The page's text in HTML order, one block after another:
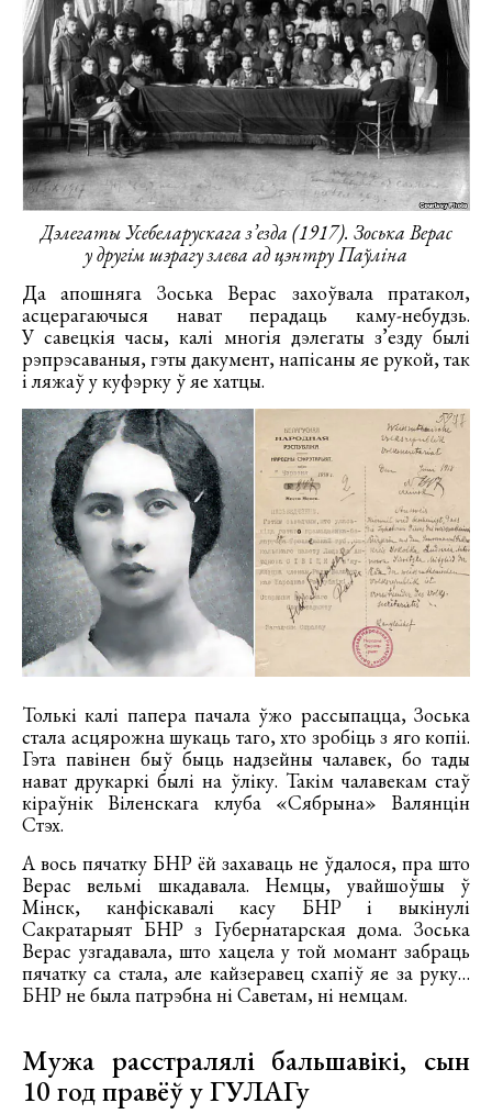
Дэлегаты Усебеларускага з’езда (1917). Зоська Верас
у другім шэрагу злева ад цэнтру Паўліна
Да апошняга Зоська Верас захоўвала пратакол,
асцерагаючыся нават перадаць каму-небудзь.
У савецкія часы, калі многія дэлегаты з’езду былі
рэпрэсаваныя, гэты дакумент, напісаны яе рукой, так
і ляжаў у куфэрку ў яе хатцы.
Толькі калі папера пачала ўжо рассыпацца, Зоська
стала асцярожна шукаць таго, хто зробіць з яго копіі.
Гэта павінен быў быць надзейны чалавек, бо тады
нават друкаркі былі на ўліку. Такім чалавекам стаў
кіраўнік Віленскага клуба «Сябрына» Валянцін
Стэх.
А вось пячатку БНР ёй захаваць не ўдалося, пра што
Верас вельмі шкадавала. Немцы, увайшоўшы ў
Мінск, канфіскавалі касу БНР і выкінулі
Сакратарыят БНР з Губернатарская дома. Зоська
Верас узгадавала, што хацела у той момант забраць
пячатку са стала, але кайзеравец схапіў яе за руку…
БНР не была патрэбна ні Саветам, ні немцам.
Мужа расстралялі бальшавікі, сын
10 год правёў у ГУЛАГу